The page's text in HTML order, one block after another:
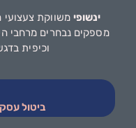
ינשופי משווקת צעצועי
מספקים נבחרים מרחבי
וכיפית
ביטול